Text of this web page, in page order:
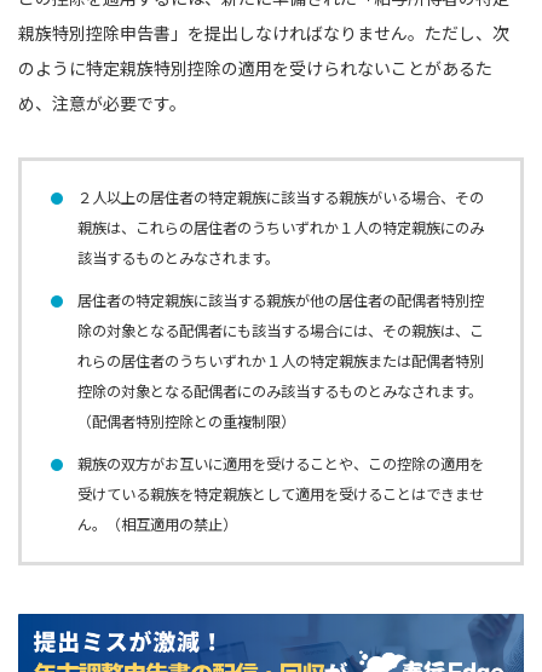
親族特別控除申告書」を提出しなければなりません。ただし、次
のように特定親族特別控除の適用を受けられないことがあるた
め、注意が必要です。
２人以上の居住者の特定親族に該当する親族がいる場合、その
親族は、これらの居住者のうちいずれか１人の特定親族にのみ
該当するものとみなされます。
居住者の特定親族に該当する親族が他の居住者の配偶者特別控
除の対象となる配偶者にも該当する場合には、その親族は、こ
れらの居住者のうちいずれか１人の特定親族または配偶者特別
控除の対象となる配偶者にのみ該当するものとみなされます。
（配偶者特別控除との重複制限）
親族の双方がお互いに適用を受けることや、この控除の適用を
受けている親族を特定親族として適用を受けることはできませ
ん。（相互適用の禁止）